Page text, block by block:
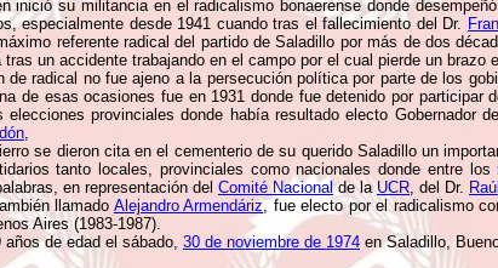
inició su militancia en el radicalismo bonaerense donde
especialmente desde 1941 cuando tras el fallecimiento del Dr.
referente radical del partido de Saladillo por más de dos
un accidente trabajando en el campo por el cual pierde un brazo
de radical no fue ajeno a la persecución política por parte de los
de esas ocasiones fue en 1931 donde fue detenido por participar
elecciones provinciales donde había resultado electo Gobernador
,
se dieron cita en el cementerio de su querido Saladillo un
tanto locales, provinciales como nacionales donde entre los
en representación del Comité Nacionalde laUCR, del Dr.
llamado Alejandro Armendáriz, fue electo por el radicalismo
Aires (1983-1987).
años de edad el sábado, 30 de noviembre de 1974 en Saladillo,